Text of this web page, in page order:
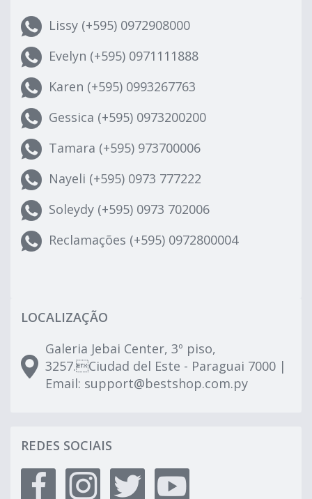
Lissy (+595) 0972908000
Evelyn (+595) 0971111888
Karen (+595) 0993267763
Gessica (+595) 0973200200
Tamara (+595) 973700006
Nayeli (+595) 0973 777222
Soleydy (+595) 0973 702006
Reclamações (+595) 0972800004
LOCALIZAÇÃO
Galeria Jebai Center, 3º piso,
3257.Ciudad del Este - Paraguai 7000 |
Email: support@bestshop.com.py
REDES SOCIAIS